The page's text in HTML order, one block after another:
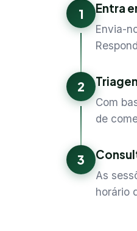
1 Entra
Envia-
2
Com
de
3
As
horário